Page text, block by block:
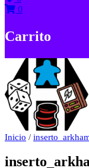
0
Carrito
Inicio /